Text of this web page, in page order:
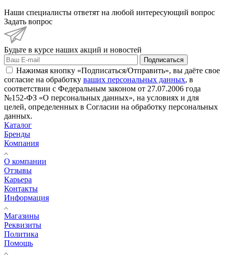
Наши специалисты ответят на любой интересующий вопрос
Задать вопрос
Будьте в курсе наших акций и новостей
Подписаться
Нажимая кнопку «Подписаться/Отправить», вы даёте свое
согласие на обработку ваших персональных данных, в
соответствии с Федеральным законом от 27.07.2006 года
№152-ФЗ «О персональных данных», на условиях и для
целей, определенных в Согласии на обработку персональных
данных.
Каталог
Бренды
Компания
О компании
Отзывы
Карьера
Контакты
Информация
Магазины
Реквизиты
Политика
Помощь